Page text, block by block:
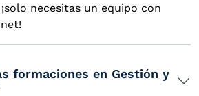
necesitas un equipo con
formaciones en Gestión y